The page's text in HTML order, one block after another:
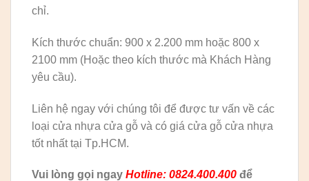
chỉ.
Kích thước chuẩn: 900 x 2.200 mm hoặc 800 x
2100 mm (Hoặc theo kích thước mà Khách Hàng
yêu cầu).
Liên hệ ngay với chúng tôi để được tư vấn về các
loại cửa nhựa cửa gỗ và có giá cửa gỗ cửa nhựa
tốt nhất tại Tp.HCM.
Vui lòng gọi ngay Hotline: 0824.400.400 để